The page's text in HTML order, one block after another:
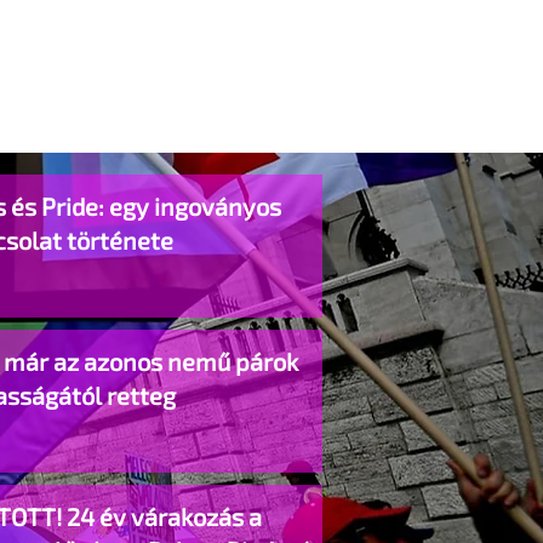
és Pride: egy ingoványos
története
már az azonos nemű párok
retteg
24 év várakozás a